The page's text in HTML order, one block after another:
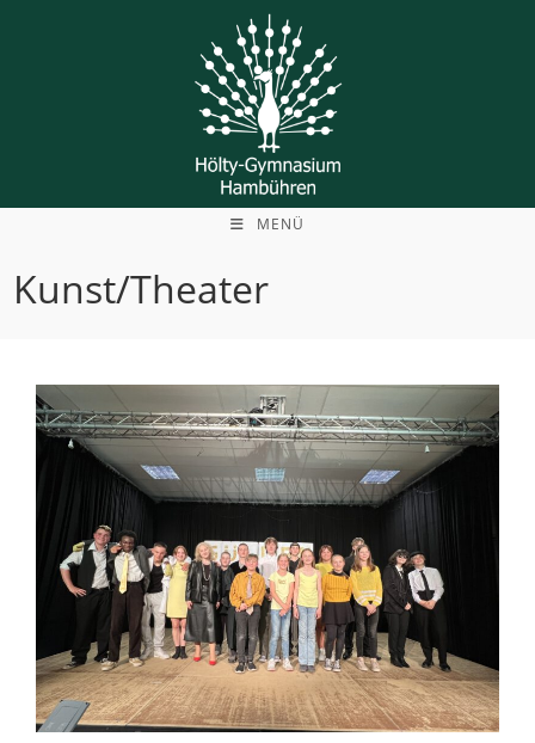
MENÜ
Kunst/Theater